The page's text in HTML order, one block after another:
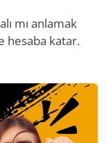
mı anlamak
hesaba katar.